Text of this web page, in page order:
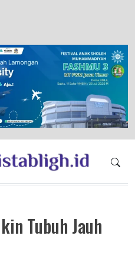
Islam Berkemajuan dan
Tubuh Jauh